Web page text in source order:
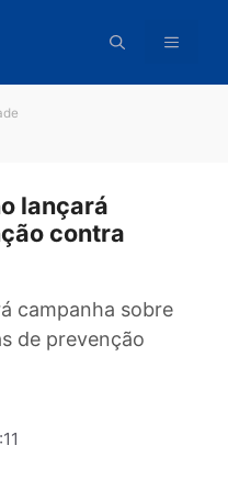
lançará
contra
campanha sobre
de prevenção